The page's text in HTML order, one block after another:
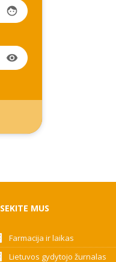
face
visibility
SEKITE MUS
Farmacija ir laikas
Lietuvos gydytojo žurnalas